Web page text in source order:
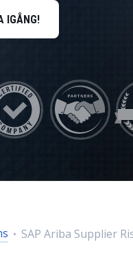
tillit
IGÅNG!
SAP Ariba Supplier